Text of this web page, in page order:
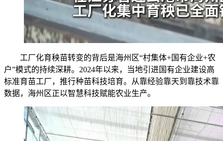
工厂化育秧苗转变的背后是海州区“村集体+国有企业+农
户”模式的持续深耕。2024年以来，当地引进国有企业建设高
标准育苗工厂，推行种苗科技培育。从靠经验靠天到靠技术靠
数据，海州区正以智慧科技赋能农业生产。